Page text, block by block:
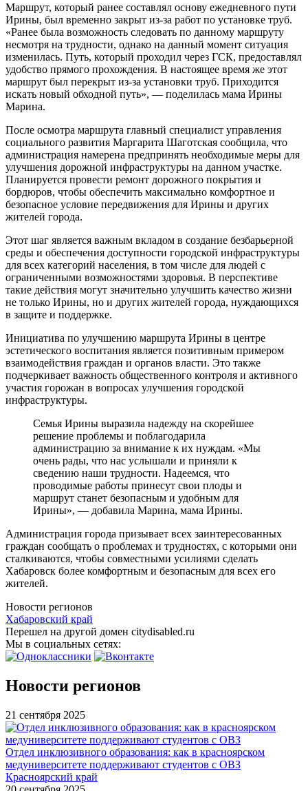
Маршрут, который ранее составлял основу ежедневного пути
Ирины, был временно закрыт из-за работ по установке труб.
«Ранее была возможность следовать по данному маршруту
несмотря на трудности, однако на данный момент ситуация
изменилась. Путь, который проходил через ГСК, предоставлял
удобство прямого прохождения. В настоящее время же этот
маршрут был перекрыт из-за установки труб. Приходится
искать новый обходной путь», — поделилась мама Ирины
Марина.
После осмотра маршрута главный специалист управления
социального развития Маргарита Шаготская сообщила, что
администрация намерена предпринять необходимые меры для
улучшения дорожной инфраструктуры на данном участке.
Планируется провести ремонт дорожного покрытия и
бордюров, чтобы обеспечить максимально комфортное и
безопасное условие передвижения для Ирины и других
жителей города.
Этот шаг является важным вкладом в создание безбарьерной
среды и обеспечения доступности городской инфраструктуры
для всех категорий населения, в том числе для людей с
ограниченными возможностями здоровья. В перспективе
такие действия могут значительно улучшить качество жизни
не только Ирины, но и других жителей города, нуждающихся
в защите и поддержке.
Инициатива по улучшению маршрута Ирины в центре
эстетического воспитания является позитивным примером
взаимодействия граждан и органов власти. Это также
подчеркивает важность общественного контроля и активного
участия горожан в вопросах улучшения городской
инфраструктуры.
Семья Ирины выразила надежду на скорейшее
решение проблемы и поблагодарила
администрацию за внимание к их нуждам. «Мы
очень рады, что нас услышали и приняли к
сведению наши трудности. Надеемся, что
проводимые работы принесут свои плоды и
маршрут станет безопасным и удобным для
Ирины», — добавила Марина, мама Ирины.
Администрация города призывает всех заинтересованных
граждан сообщать о проблемах и трудностях, с которыми они
сталкиваются, чтобы совместными усилиями сделать
Хабаровск более комфортным и безопасным для всех его
жителей.
Новости регионов
Хабаровский край
Перешел на другой домен citydisabled.ru
Мы в социальных сетях:
Новости регионов
21 сентября 2025
Отдел инклюзивного образования: как в красноярском
медуниверситете поддерживают студентов с ОВЗ
Красноярский край